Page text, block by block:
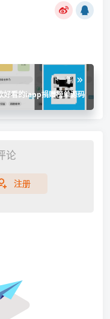
下一篇
好看的iapp捐赠榜单源码
论
注册